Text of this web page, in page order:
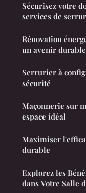
Sécurisez votre
services de
Rénovation
un avenir durable
Serrurier à
sécurité
Maçonnerie sur
espace idéal
Maximiser
durable
Explorez les
dans Votre Salle